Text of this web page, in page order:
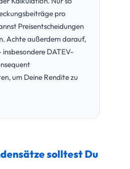
pro
Preisentscheidungen
Achte außerdem darauf,
insbesondere DATEV-
um Deine Rendite zu
solltest Du